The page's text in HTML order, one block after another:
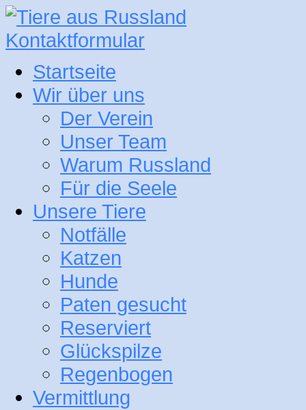
Kontaktformular
Startseite
Wir über uns
Der Verein
Unser Team
Warum Russland
Für die Seele
Unsere Tiere
Notfälle
Katzen
Hunde
Paten gesucht
Reserviert
Glückspilze
Regenbogen
Vermittlung